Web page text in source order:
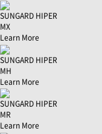
SUNGARD HIPER
MX
Learn More
SUNGARD HIPER
MH
Learn More
SUNGARD HIPER
MR
Learn More